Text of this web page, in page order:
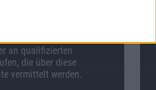
an qualifizierten
die über diese
vermittelt werden.